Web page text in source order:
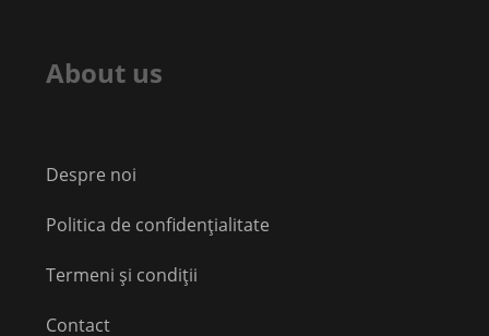
About us
Despre noi
Politica de confidențialitate
Termeni și condiții
Contact